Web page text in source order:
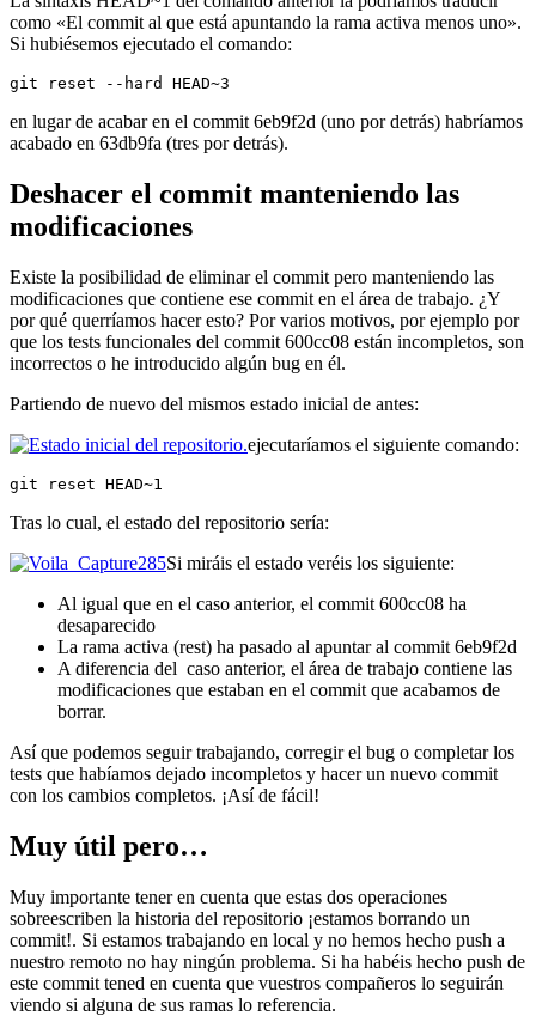
como «El commit al que está apuntando la rama activa menos uno».
Si hubiésemos ejecutado el comando:
git reset --hard HEAD~3
en lugar de acabar en el commit 6eb9f2d (uno por detrás) habríamos
acabado en 63db9fa (tres por detrás).
Deshacer el commit manteniendo las
modificaciones
Existe la posibilidad de eliminar el commit pero manteniendo las
modificaciones que contiene ese commit en el área de trabajo. ¿Y
por qué querríamos hacer esto? Por varios motivos, por ejemplo por
que los tests funcionales del commit 600cc08 están incompletos, son
incorrectos o he introducido algún bug en él.
Partiendo de nuevo del mismos estado inicial de antes:
ejecutaríamos el siguiente comando:
git reset HEAD~1
Tras lo cual, el estado del repositorio sería:
Si miráis el estado veréis los siguiente:
Al igual que en el caso anterior, el commit 600cc08 ha
desaparecido
La rama activa (rest) ha pasado al apuntar al commit 6eb9f2d
A diferencia del caso anterior, el área de trabajo contiene las
modificaciones que estaban en el commit que acabamos de
borrar.
Así que podemos seguir trabajando, corregir el bug o completar los
tests que habíamos dejado incompletos y hacer un nuevo commit
con los cambios completos. ¡Así de fácil!
Muy útil pero…
Muy importante tener en cuenta que estas dos operaciones
sobreescriben la historia del repositorio ¡estamos borrando un
commit!. Si estamos trabajando en local y no hemos hecho push a
nuestro remoto no hay ningún problema. Si ha habéis hecho push de
este commit tened en cuenta que vuestros compañeros lo seguirán
viendo si alguna de sus ramas lo referencia.